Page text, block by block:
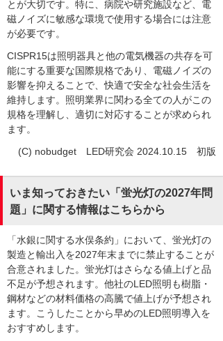
とが大切です。特に、病院や研究施設など、電
磁ノイズに敏感な環境で使用する場合には注意
が必要です。
CISPR15は照明器具と他の電気機器の共存を可
能にする重要な国際規格であり、電磁ノイズの
影響を抑えることで、快適で安全な社会生活を
維持します。照明業界に関わる全ての人がこの
規格を理解し、適切に対応することが求められ
ます。
(C) nobudget LED研究会 2024.10.15 初版
いま知っておきたい「蛍光灯の2027年問
題」に関する情報はこちらから
「水銀に関する水俣条約」において、蛍光灯の
製造と輸出入を2027年末までに禁止することが
合意されました。蛍光灯はさらなる値上げと品
不足が予想されます。他社のLED照明も樹脂・
鋼材などの材料価格の高騰で値上げが予想され
ます。こうしたことから早めのLED照明導入を
おすすめします。